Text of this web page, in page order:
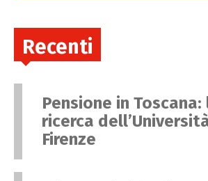
Recenti
Pensione in Toscana:
ricerca
Firenze